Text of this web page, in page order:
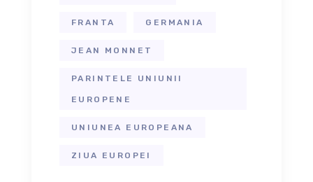
FRANTA GERMANIA
JEAN MONNET
PARINTELE UNIUNII
EUROPENE
UNIUNEA EUROPEANA
ZIUA EUROPEI